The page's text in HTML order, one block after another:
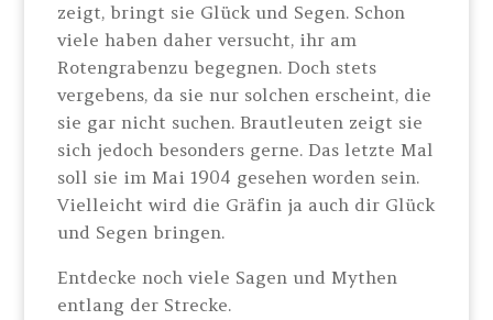
zeigt, bringt sie Glück und Segen. Schon
viele haben daher versucht, ihr am
Rotengrabenzu begegnen. Doch stets
vergebens, da sie nur solchen erscheint, die
sie gar nicht suchen. Brautleuten zeigt sie
sich jedoch besonders gerne. Das letzte Mal
soll sie im Mai 1904 gesehen worden sein.
Vielleicht wird die Gräfin ja auch dir Glück
und Segen bringen.
Entdecke noch viele Sagen und Mythen
entlang der Strecke.